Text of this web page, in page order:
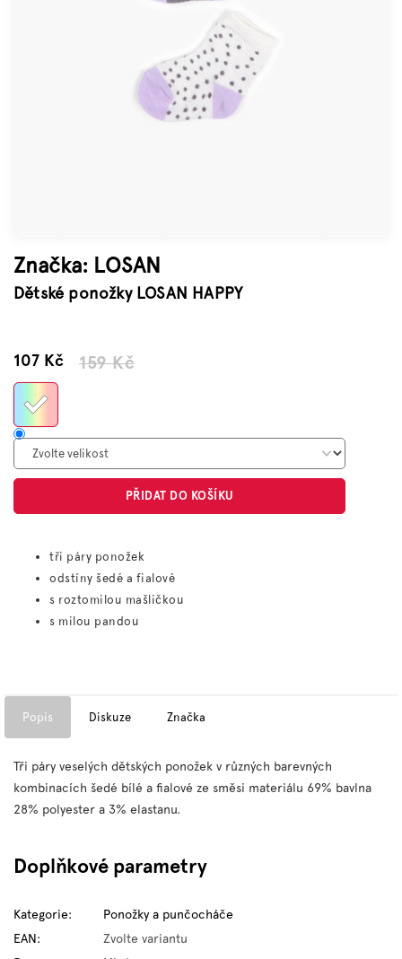
Značka: LOSAN
Dětské ponožky LOSAN HAPPY
159 Kč
107 KčMěrná
PŘIDAT DO KOŠÍKU
tři páry ponožek
odstíny šedé a fialové
s roztomilou mašličkou
s milou pandou
Popis Diskuze Značka
Tři páry veselých dětských ponožek v různých barevných
kombinacích šedé bílé a fialové ze směsi materiálu 69% bavlna
28% polyester a 3% elastanu.
Doplňkové parametry
Kategorie:
Ponožky a punčocháče
EAN:
Zvolte variantu